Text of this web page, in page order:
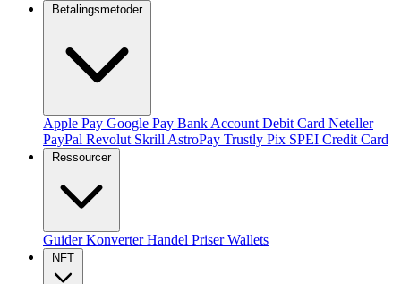
Betalingsmetoder
Apple Pay Google Pay Bank Account Debit Card Neteller
PayPal Revolut Skrill AstroPay Trustly Pix SPEI Credit Card
Ressourcer
GuiderKonverterHandel PriserWallets
NFT